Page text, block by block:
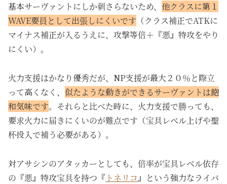
基本サーヴァントにしか刺さらないため、 他クラスに第１
WAVE要員として出張しにくいです （クラス補正でATKに
マイナス補正が入るうえに、 攻撃等倍＋『悪』特攻をやり
にくい）。
火力支援はかなり優秀だが、NP支援が最大２０％と際立
って高くなく、 似たような動きができるサーヴァントは飽
和気味です。それらと比べた時に、火力支援で勝っても、
要求火力に届きにくいのが難点です（宝具レベル上げや聖
杯投入で補う必要がある）。
対アサシンのアタッカーとしても、倍率が宝具レベル依存
の『悪』特攻宝具を持つ『 トネリコ』という強力なライバ